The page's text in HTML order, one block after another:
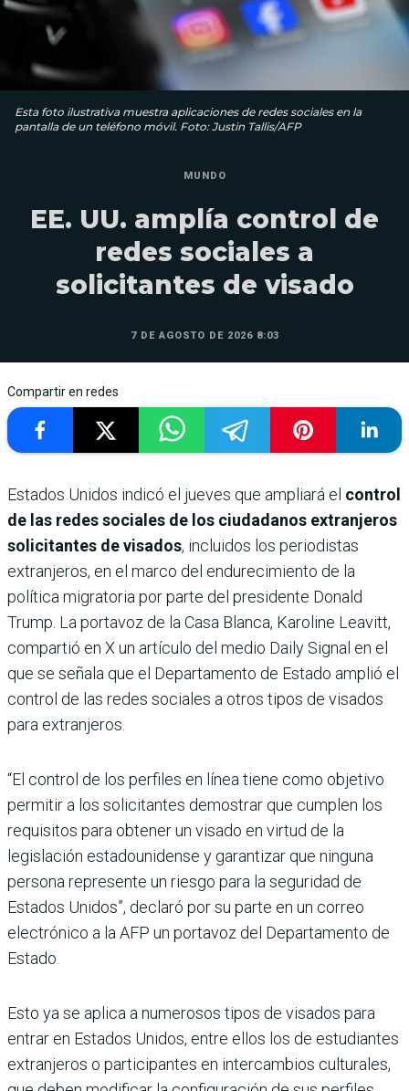
Esta foto ilustrativa muestra aplicaciones de redes sociales en la
pantalla de un teléfono móvil. Foto: Justin Tallis/AFP
MUNDO
EE. UU. amplía control de
redes sociales a
solicitantes de visado
7 DE AGOSTO DE 2026 8:03
Compartir en redes
Estados Unidos indicó el jueves que ampliará el control
de las redes sociales de los ciudadanos extranjeros
solicitantes de visados, incluidos los periodistas
extranjeros, en el marco del endurecimiento de la
política migratoria por parte del presidente Donald
Trump. La portavoz de la Casa Blanca, Karoline Leavitt,
compartió en X un artículo del medio Daily Signal en el
que se señala que el Departamento de Estado amplió el
control de las redes sociales a otros tipos de visados
para extranjeros.
“El control de los perfiles en línea tiene como objetivo
permitir a los solicitantes demostrar que cumplen los
requisitos para obtener un visado en virtud de la
legislación estadounidense y garantizar que ninguna
persona represente un riesgo para la seguridad de
Estados Unidos”, declaró por su parte en un correo
electrónico a la AFP un portavoz del Departamento de
Estado.
Esto ya se aplica a numerosos tipos de visados para
entrar en Estados Unidos, entre ellos los de estudiantes
extranjeros o participantes en intercambios culturales,